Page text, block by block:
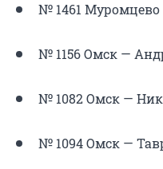
№ 1461 Муромцево
№ 1156 Омск —
№ 1082 Омск —
№ 1094 Омск —